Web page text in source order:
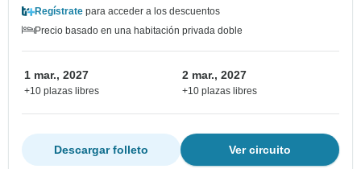
Regístrate para acceder a los descuentos
Precio basado en una habitación privada doble
1 mar., 2027
+10 plazas libres
2 mar., 2027
+10 plazas libres
Ver circuito
Descargar folleto